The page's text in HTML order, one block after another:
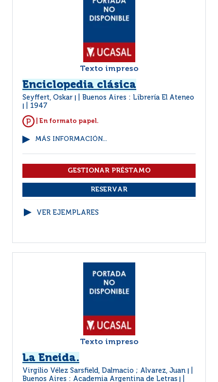
Texto impreso
Enciclopedia clásica
Seyffert, Oskar Buenos Aires : Librería El Ateneo
1947
| En formato papel.
MÁS INFORMACIÓN...
VER EJEMPLARES
Texto impreso
La Eneida.
Virgilio Vélez Sarsfield, Dalmacio ; Alvarez, Juan
Buenos Aires : Academia Argentina de Letras